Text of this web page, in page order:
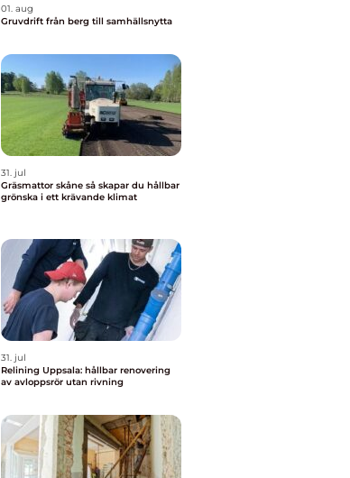
01. aug
Gruvdrift från berg till samhällsnytta
31. jul
Gräsmattor skåne så skapar du hållbar
grönska i ett krävande klimat
31. jul
Relining Uppsala: hållbar renovering
av avloppsrör utan rivning